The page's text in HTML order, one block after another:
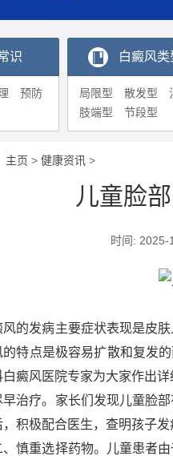
识
预防
白癜风类
局限型 散发型
肢端型
节段型
主页 > 健康资讯 >
儿童脸
时间:
风的发病主要症状表现是皮
的特点是极容易扩散和复发
白癜风医院专家为大家作出
早治疗。家长们发现儿童脸
，积极配合医生，查明孩子
、慎重选择药物。儿童患者